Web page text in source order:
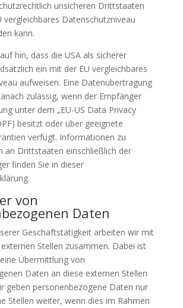
unsicheren Drittstaaten
vergleichbares Datenschutzniveau
kann.
hin, dass die USA als sicherer
ein mit der EU vergleichbares
aufweisen. Eine Datenübertragung
zulässig, wenn der Empfänger
unter dem „EU-US Data Privacy
besitzt oder über geeignete
verfügt. Informationen zu
an Drittstaaten einschließlich der
finden Sie in dieser
von
Daten
Geschäftstätigkeit arbeiten wir mit
Stellen zusammen. Dabei ist
Übermittlung von
Daten an diese externen Stellen
geben personenbezogene Daten nur
Stellen weiter, wenn dies im Rahmen